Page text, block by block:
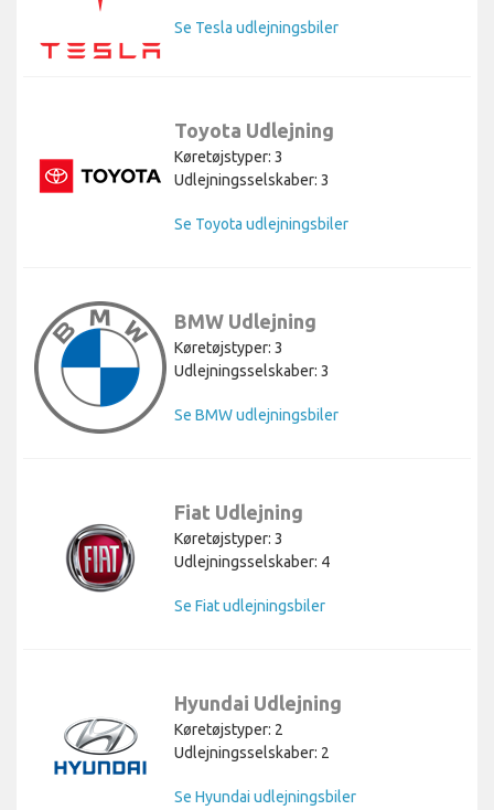
Se Tesla udlejningsbiler
Toyota Udlejning
Køretøjstyper: 3
Udlejningsselskaber: 3
Se Toyota udlejningsbiler
BMW Udlejning
Køretøjstyper: 3
Udlejningsselskaber: 3
Se BMW udlejningsbiler
Fiat Udlejning
Køretøjstyper: 3
Udlejningsselskaber: 4
Se Fiat udlejningsbiler
Hyundai Udlejning
Køretøjstyper: 2
Udlejningsselskaber: 2
Se Hyundai udlejningsbiler